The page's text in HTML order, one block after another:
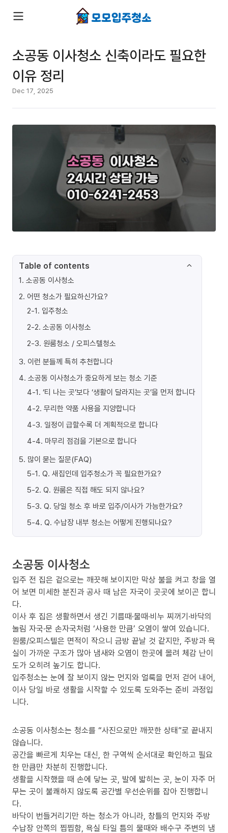
소공동 이사청소 신축이라도 필요한
이유 정리
Dec 17, 2025
Table of contents
1. 소공동 이사청소
2. 어떤 청소가 필요하신가요?
2-1. 입주청소
2-2. 소공동 이사청소
2-3. 원룸청소 / 오피스텔청소
3. 이런 분들께 특히 추천합니다
4. 소공동 이사청소가 중요하게 보는 청소 기준
4-1. ‘티 나는 곳’보다 ‘생활이 달라지는 곳’을 먼저 합니다
4-2. 무리한 약품 사용을 지양합니다
4-3. 일정이 급할수록 더 계획적으로 합니다
4-4. 마무리 점검을 기본으로 합니다
5. 많이 묻는 질문(FAQ)
5-1. Q. 새집인데 입주청소가 꼭 필요한가요?
5-2. Q. 원룸은 직접 해도 되지 않나요?
5-3. Q. 당일 청소 후 바로 입주/이사가 가능한가요?
5-4. Q. 수납장 내부 청소는 어떻게 진행되나요?
소공동 이사청소
입주 전 집은 겉으로는 깨끗해 보이지만 막상 불을 켜고 창을 열
어 보면 미세한 분진과 공사 때 남은 자국이 곳곳에 보이곤 합니
다.
이사 후 집은 생활하면서 생긴 기름때·물때·비누 찌꺼기·바닥의
눌림 자국·문 손자국처럼 ‘사용한 만큼’ 오염이 쌓여 있습니다.
원룸/오피스텔은 면적이 작으니 금방 끝날 것 같지만, 주방과 욕
실이 가까운 구조가 많아 냄새와 오염이 한곳에 몰려 체감 난이
도가 오히려 높기도 합니다.
입주청소는 눈에 잘 보이지 않는 먼지와 얼룩을 먼저 걷어 내어,
이사 당일 바로 생활을 시작할 수 있도록 도와주는 준비 과정입
니다.
소공동 이사청소는 청소를 “사진으로만 깨끗한 상태”로 끝내지
않습니다.
공간을 빠르게 치우는 대신, 한 구역씩 순서대로 확인하고 필요
한 만큼만 차분히 진행합니다.
생활을 시작했을 때 손에 닿는 곳, 발에 밟히는 곳, 눈이 자주 머
무는 곳이 불쾌하지 않도록 공간별 우선순위를 잡아 진행합니
다.
바닥이 번들거리기만 하는 청소가 아니라, 창틀의 먼지와 주방
수납장 안쪽의 찝찝함, 욕실 타일 틈의 물때와 배수구 주변의 냄